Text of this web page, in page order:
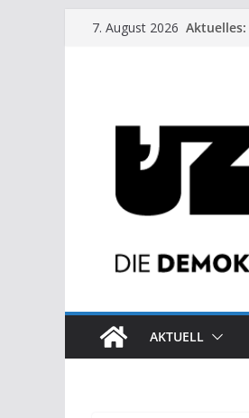
Zum7. August 2026 Aktuelles:
AKTUELL